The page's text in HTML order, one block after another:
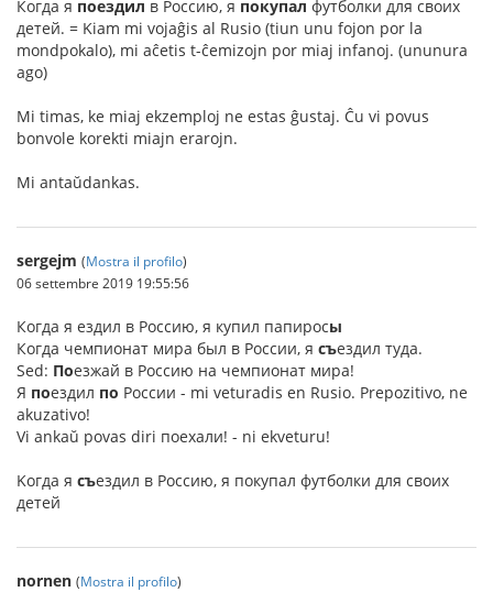
Когда я поездил в Россию, я покупал футболки для своих
детей. = Kiam mi vojaĝis al Rusio (tiun unu fojon por la
mondpokalo), mi aĉetis t-ĉemizojn por miaj infanoj. (ununura
ago)
Mi timas, ke miaj ekzemploj ne estas ĝustaj. Ĉu vi povus
bonvole korekti miajn erarojn.
Mi antaŭdankas.
sergejm (Mostra il profilo)
06 settembre 2019 19:55:56
Когда я ездил в Россию, я купил папиросы
Когда чемпионат мира был в России, я съездил туда.
Sed: Поезжай в Россию на чемпионат мира!
Я поездил по России - mi veturadis en Rusio. Prepozitivo, ne
akuzativo!
Vi ankaŭ povas diri поехали! - ni ekveturu!
Kогда я съездил в Россию, я покупал футболки для своих
детей
nornen (Mostra il profilo)